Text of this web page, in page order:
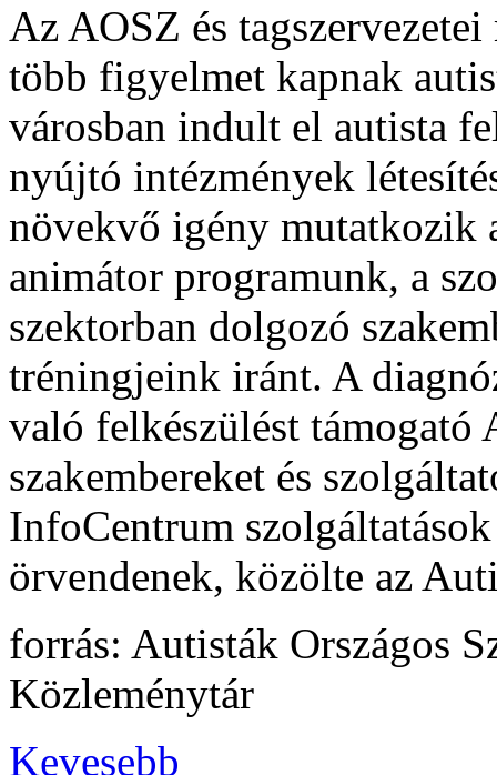
Az AOSZ és
több figyelmet kapnak
városban indult el autista
nyújtó intézmények
növekvő igény mutatkozik
animátor programunk, a
szektorban dolgozó
tréningjeink iránt. A
való felkészülést támogató
szakembereket és
InfoCentrum
örvendenek, közölte az
forrás: Autisták Országos
Közleménytár
Kevesebb